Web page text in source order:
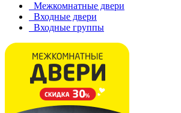
Межкомнатные двери
Входные двери
Входные группы